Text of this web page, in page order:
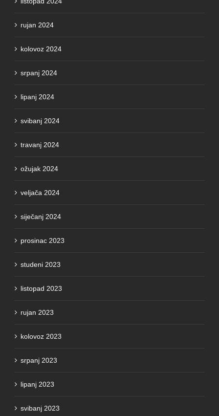
rujan 2024
kolovoz 2024
srpanj 2024
lipanj 2024
svibanj 2024
travanj 2024
ožujak 2024
veljača 2024
siječanj 2024
prosinac 2023
studeni 2023
listopad 2023
rujan 2023
kolovoz 2023
srpanj 2023
lipanj 2023
svibanj 2023